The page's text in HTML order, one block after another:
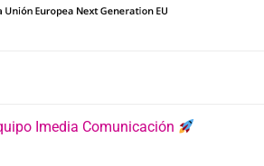
Imedia Comunicación